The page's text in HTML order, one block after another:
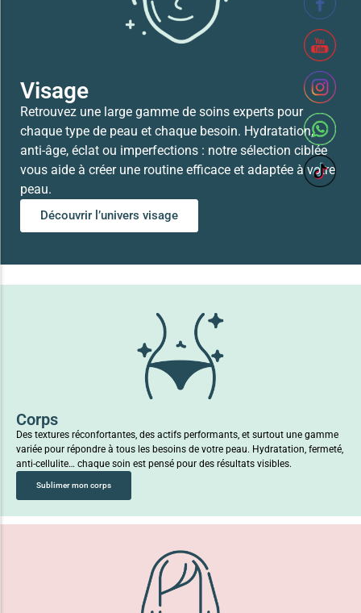
Visage
Retrouvez une large gamme de soins experts pour
chaque type de peau et chaque besoin. Hydratation,
anti-âge, éclat ou imperfections : notre sélection ciblée
vous aide à créer une routine efficace et adaptée à votre
peau.
Découvrir l’univers visage
Corps
Des textures réconfortantes, des actifs performants, et surtout une gamme
variée pour répondre à tous les besoins de votre peau. Hydratation, fermeté,
anti-cellulite… chaque soin est pensé pour des résultats visibles.
Sublimer mon corps